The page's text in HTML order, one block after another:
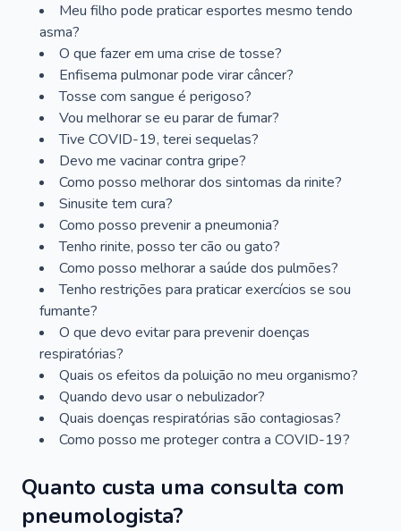
Meu filho pode praticar esportes mesmo tendo
asma?
O que fazer em uma crise de tosse?
Enfisema pulmonar pode virar câncer?
Tosse com sangue é perigoso?
Vou melhorar se eu parar de fumar?
Tive COVID-19, terei sequelas?
Devo me vacinar contra gripe?
Como posso melhorar dos sintomas da rinite?
Sinusite tem cura?
Como posso prevenir a pneumonia?
Tenho rinite, posso ter cão ou gato?
Como posso melhorar a saúde dos pulmões?
Tenho restrições para praticar exercícios se sou
fumante?
O que devo evitar para prevenir doenças
respiratórias?
Quais os efeitos da poluição no meu organismo?
Quando devo usar o nebulizador?
Quais doenças respiratórias são contagiosas?
Como posso me proteger contra a COVID-19?
Quanto custa uma consulta com
pneumologista?